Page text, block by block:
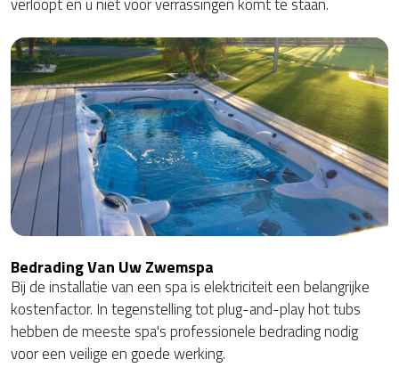
verloopt en u niet voor verrassingen komt te staan.
Bedrading Van Uw Zwemspa
Bij de installatie van een spa is elektriciteit een belangrijke
kostenfactor. In tegenstelling tot plug-and-play hot tubs
hebben de meeste spa's professionele bedrading nodig
voor een veilige en goede werking.